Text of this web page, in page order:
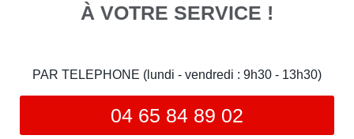
À VOTRE SERVICE !
PAR TELEPHONE (lundi - vendredi : 9h30 - 13h30)
04 65 84 89 02